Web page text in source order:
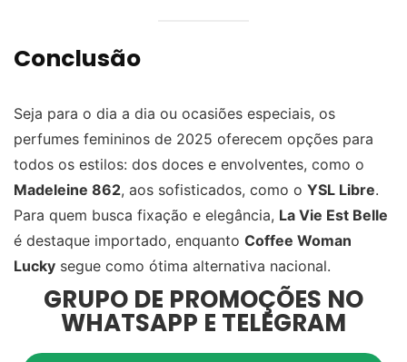
Conclusão
Seja para o dia a dia ou ocasiões especiais, os
perfumes femininos de 2025 oferecem opções para
todos os estilos: dos doces e envolventes, como o
Madeleine 862, aos sofisticados, como o YSL Libre.
Para quem busca fixação e elegância, La Vie Est Belle
é destaque importado, enquanto Coffee Woman
Lucky segue como ótima alternativa nacional.
GRUPO DE PROMOÇÕES NO
WHATSAPP E TELEGRAM